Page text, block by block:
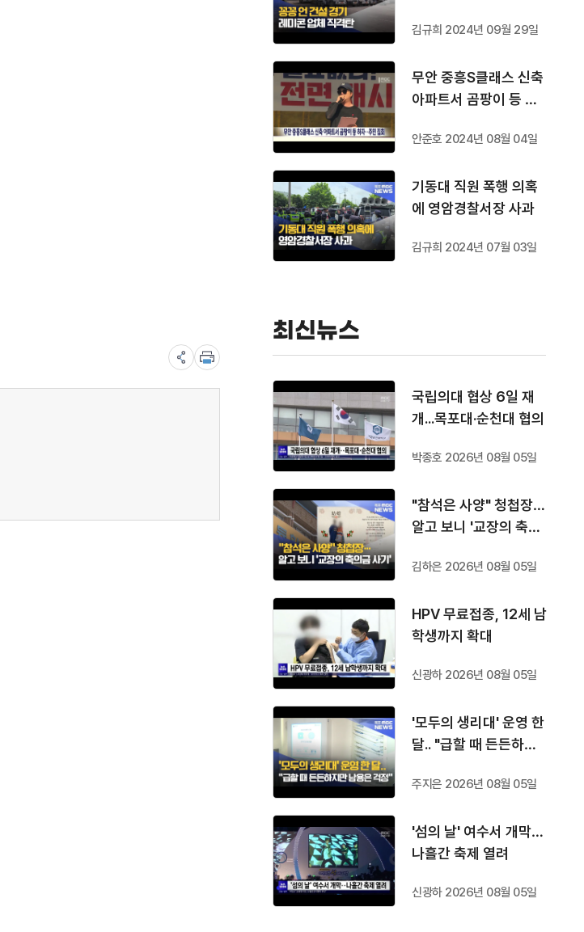
김규희 2024년 09월 29일
무안 중흥S클래스 신축
아파트서 곰팡이 등 하
안준호 2024년 08월 04일
기동대 직원 폭행 의혹
에 영암경찰서장 사과
김규희 2024년 07월 03일
최신뉴스
국립의대 협상 6일 재
개...목포대·순천대 협의
박종호 2026년 08월 05일
"참석은 사양" 청첩장…
알고 보니 '교장의 축의
김하은 2026년 08월 05일
HPV 무료접종, 12세 남
학생까지 확대
신광하 2026년 08월 05일
'모두의 생리대' 운영 한
달.. "급할 때 든든하지
주지은 2026년 08월 05일
'섬의 날' 여수서 개막…
나흘간 축제 열려
신광하 2026년 08월 05일